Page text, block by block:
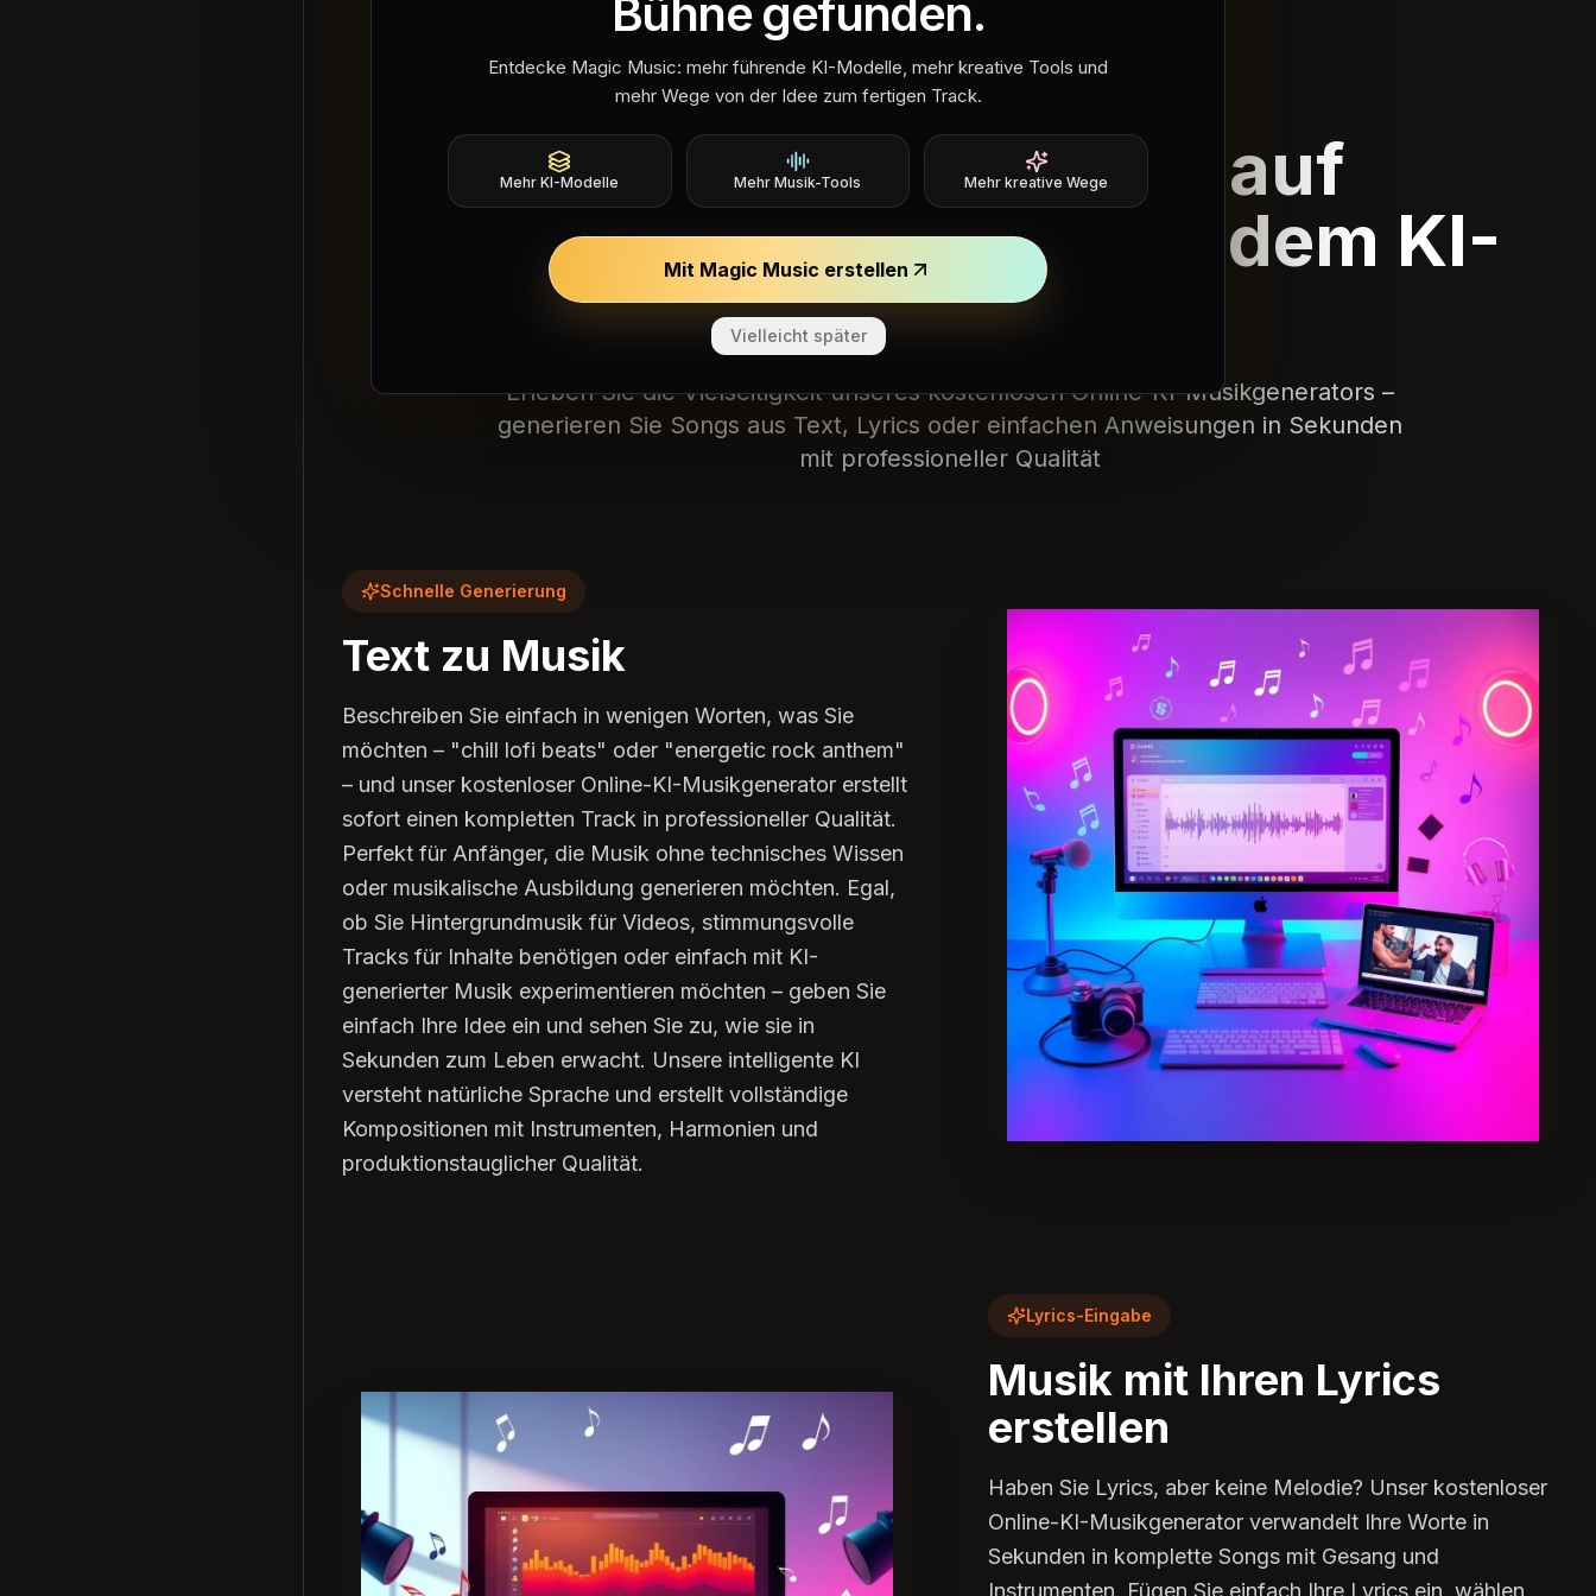
Kostenloser Online-KI-Musikgenerator
Erstellen Sie Musik auf
verschiedene Arten mit dem KI-
Musikgenerator
Erleben Sie die Vielseitigkeit unseres kostenlosen Online-KI-Musikgenerators –
generieren Sie Songs aus Text, Lyrics oder einfachen Anweisungen in Sekunden
mit professioneller Qualität
Schnelle Generierung
Text zu Musik
Beschreiben Sie einfach in wenigen Worten, was Sie
möchten – "chill lofi beats" oder "energetic rock anthem"
– und unser kostenloser Online-KI-Musikgenerator erstellt
sofort einen kompletten Track in professioneller Qualität.
Perfekt für Anfänger, die Musik ohne technisches Wissen
oder musikalische Ausbildung generieren möchten. Egal,
ob Sie Hintergrundmusik für Videos, stimmungsvolle
Tracks für Inhalte benötigen oder einfach mit KI-
generierter Musik experimentieren möchten – geben Sie
einfach Ihre Idee ein und sehen Sie zu, wie sie in
Sekunden zum Leben erwacht. Unsere intelligente KI
versteht natürliche Sprache und erstellt vollständige
Kompositionen mit Instrumenten, Harmonien und
produktionstauglicher Qualität.
Lyrics-Eingabe
Musik mit Ihren Lyrics
erstellen
Haben Sie Lyrics, aber keine Melodie? Unser kostenloser
Online-KI-Musikgenerator verwandelt Ihre Worte in
Sekunden in komplette Songs mit Gesang und
Instrumenten. Fügen Sie einfach Ihre Lyrics ein, wählen
Bühne gefunden.
Entdecke Magic Music: mehr führende KI-Modelle, mehr kreative Tools und
mehr Wege von der Idee zum fertigen Track.
Mehr KI-Modelle Mehr Musik-Tools Mehr kreative Wege
Mit Magic Music erstellen
Vielleicht später